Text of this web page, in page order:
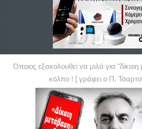
Όποιος εξακολουθεί να μιλά για "δίκαιη
κόλπο ! [ γράφει ο Π.